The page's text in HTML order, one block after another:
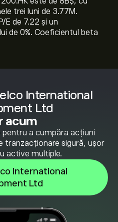
International
Ltd
acum
pentru a cumpăra acțiuni
tranzacționare sigură, ușor
active multiple.
International
Ltd
trei luni de 3.77M.
E de 7.22 și un
de 0%. Coeficientul beta